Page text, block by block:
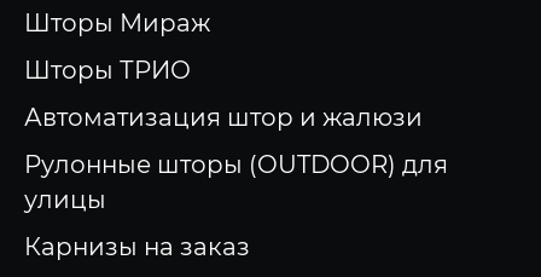
Шторы Мираж
Шторы ТРИО
Автоматизация штор и жалюзи
Рулонные шторы (OUTDOOR) для
улицы
Карнизы на заказ